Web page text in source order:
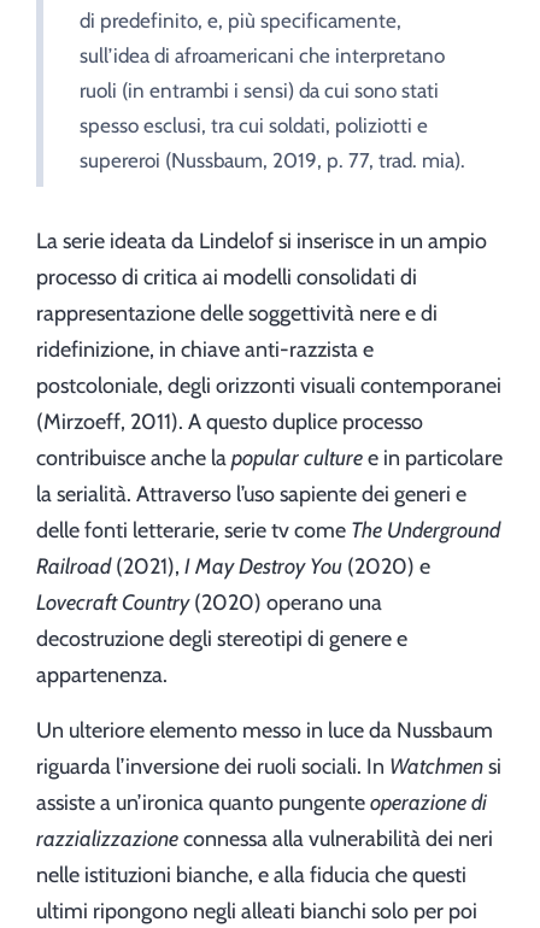
di predefinito, e, più specificamente,
sull’idea di afroamericani che interpretano
ruoli (in entrambi i sensi) da cui sono stati
spesso esclusi, tra cui soldati, poliziotti e
supereroi (Nussbaum, 2019, p. 77, trad. mia).
La serie ideata da Lindelof si inserisce in un ampio
processo di critica ai modelli consolidati di
rappresentazione delle soggettività nere e di
ridefinizione, in chiave anti-razzista e
postcoloniale, degli orizzonti visuali contemporanei
(Mirzoeff, 2011). A questo duplice processo
contribuisce anche lapopular culturee in particolare
la serialità. Attraverso l’uso sapiente dei generi e
delle fonti letterarie, serie tv come The Underground
Railroad(2021), I May Destroy You (2020) e
Lovecraft Country(2020) operano una
decostruzione degli stereotipi di genere e
appartenenza.
Un ulteriore elemento messo in luce da Nussbaum
riguarda l’inversione dei ruoli sociali. In Watchmensi
assiste a un’ironica quanto pungenteoperazione di
razzializzazioneconnessa alla vulnerabilità dei neri
nelle istituzioni bianche, e alla fiducia che questi
ultimi ripongono negli alleati bianchi solo per poi